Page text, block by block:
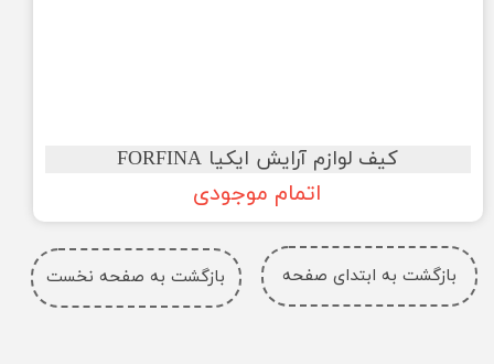
کیف لوازم آرایش ایکیا FORFINA
اتمام موجودی
بازگشت به صفحه نخست بازگشت به ابتدای صفحه